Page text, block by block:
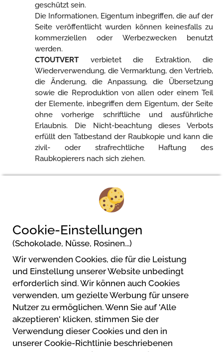
geschützt sein.
Die Informationen, Eigentum inbegriffen, die auf der
Seite veröffentlicht wurden können keinesfalls zu
kommerziellen oder Werbezwecken benutzt
werden.
CTOUTVERT verbietet die Extraktion, die
Wiederverwendung, die Vermarktung, den Vertrieb,
die Änderung, die Anpassung, die Übersetzung
sowie die Reproduktion von allen oder einem Teil
der Elemente, inbegriffen dem Eigentum, der Seite
ohne vorherige schriftliche und ausführliche
Erlaubnis. Die Nicht-beachtung dieses Verbots
erfüllt den Tatbestand der Raubkopie und kann die
zivil- oder strafrechtliche Haftung des
Raubkopierers nach sich ziehen.
Die vorliegenden ANB unterliegen französischem
Recht. Jeder Rechtstreit im Bezug auf ihre
Ausführung fällt in den Zuständigkeitsbereich der
französischen Gerichte.
Powered by
Cookie-Einstellungen
(Schokolade, Nüsse, Rosinen...)
Wir verwenden Cookies, die für die Leistung
und Einstellung unserer Website unbedingt
erforderlich sind. Wir können auch Cookies
verwenden, um gezielte Werbung für unsere
Nutzer zu ermöglichen. Wenn Sie auf 'Alle
akzeptieren' klicken, stimmen Sie der
Verwendung dieser Cookies und den in
unserer Cookie-Richtlinie beschriebenen